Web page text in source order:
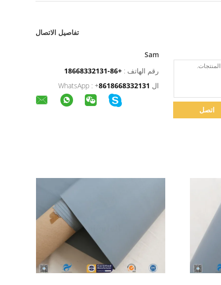
تفاصيل الاتصال
Sam
رقم الهاتف : +86-18668332131
ال WhatsApp :
+8618668332131
اتصل